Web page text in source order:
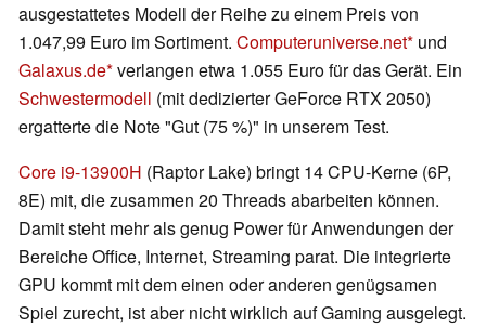
ausgestattetes Modell der Reihe zu einem Preis von
1.047,99 Euro im Sortiment. Computeruniverse.net und
Galaxus.de verlangen etwa 1.055 Euro für das Gerät. Ein
Schwestermodell (mit dedizierter GeForce RTX 2050)
ergatterte die Note "Gut (75 %)" in unserem Test.
Core i9-13900H (Raptor Lake) bringt 14 CPU-Kerne (6P,
8E) mit, die zusammen 20 Threads abarbeiten können.
Damit steht mehr als genug Power für Anwendungen der
Bereiche Office, Internet, Streaming parat. Die integrierte
GPU kommt mit dem einen oder anderen genügsamen
Spiel zurecht, ist aber nicht wirklich auf Gaming ausgelegt.